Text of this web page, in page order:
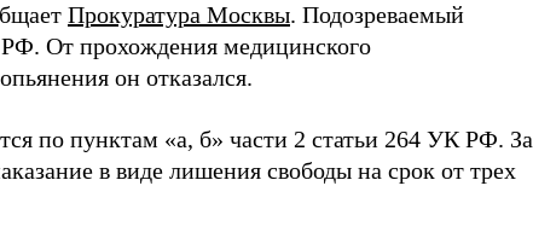
Прокуратура Москвы. Подозреваемый
От прохождения медицинского
он отказался.
по пунктам «а, б» части 2 статьи 264 УК РФ. За
в виде лишения свободы на срок от трех